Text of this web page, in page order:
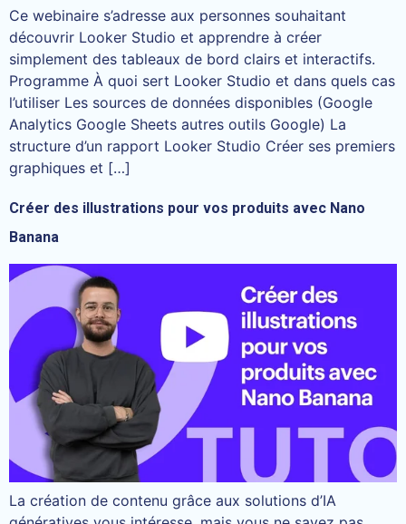
Ce webinaire s’adresse aux personnes souhaitant
découvrir Looker Studio et apprendre à créer
simplement des tableaux de bord clairs et interactifs.
Programme À quoi sert Looker Studio et dans quels cas
l’utiliser Les sources de données disponibles (Google
Analytics Google Sheets autres outils Google) La
structure d’un rapport Looker Studio Créer ses premiers
graphiques et […]
Créer des illustrations pour vos produits avec Nano
Banana
La création de contenu grâce aux solutions d’IA